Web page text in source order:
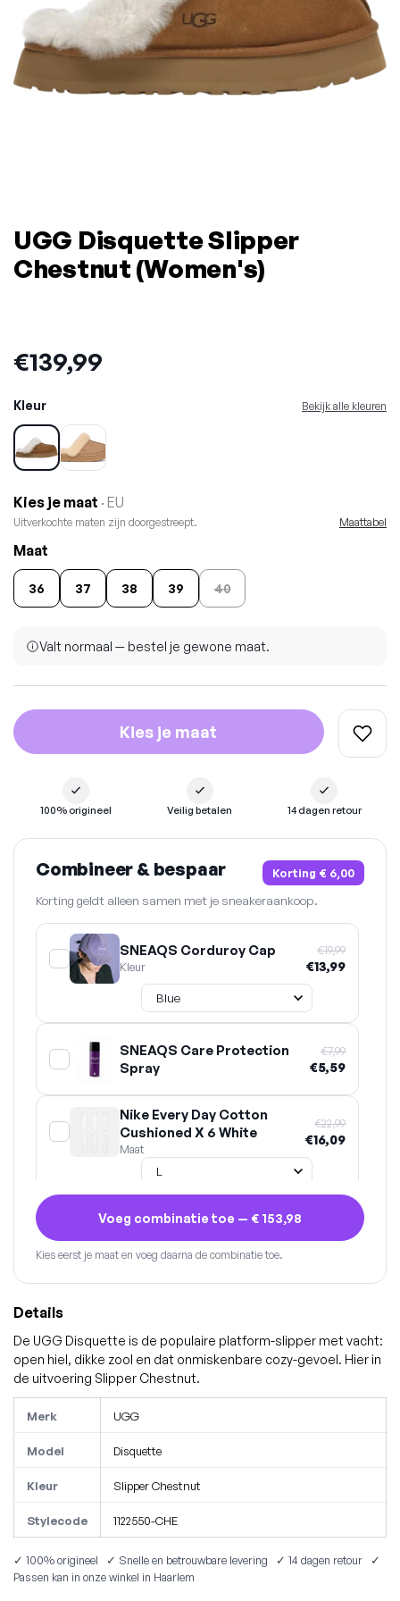
UGG Disquette Slipper
Chestnut (Women's)
Prijs:
€139,99
Kleur Bekijk alle kleuren
Kies je maat · EU
Uitverkochte maten zijn doorgestreept. Maattabel
Maat
36 37 38 39 40
Valt normaal — bestel je gewone maat.
Kies je maat
100% origineel Veilig betalen 14 dagen retour
Combineer & bespaar Korting € 6,00
Korting geldt alleen samen met je sneakeraankoop.
SNEAQS Corduroy Cap
Kleur
€19,99
€13,99
SNEAQS Care Protection
Spray
€7,99
€5,59
Nike Every Day Cotton
Cushioned X 6 White
Maat
€22,99
€16,09
Voeg combinatie toe — € 153,98
Kies eerst je maat en voeg daarna de combinatie toe.
Details
De UGG Disquette is de populaire platform-slipper met vacht:
open hiel, dikke zool en dat onmiskenbare cozy-gevoel. Hier in
de uitvoering Slipper Chestnut.
Merk UGG
Model Disquette
Kleur Slipper Chestnut
Stylecode 1122550-CHE
✓ 100% origineel ✓ Snelle en betrouwbare levering ✓ 14 dagen retour ✓
Passen kan in onze winkel in Haarlem